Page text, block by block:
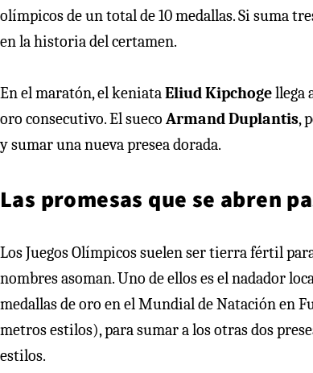
olímpicos de un total de 10 medallas. Si suma
en la historia del certamen.
En el maratón, el keniataEliud Kipchogellega
oro consecutivo. El sueco Armand Duplantis,
y sumar una nueva presea dorada.
Las promesas que se abren
Los Juegos Olímpicos suelen ser tierra fértil
nombres asoman. Uno de ellos es el nadador
medallas de oro en el Mundial de Natación en
metros estilos), para sumar a los otras dos
estilos.